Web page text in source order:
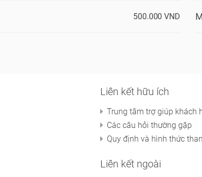
500.000 VND
Liên kết hữu ích
Trung tâm trợ giúp khách
Các câu hỏi thường gặp
Quy định và hình thức
Liên kết ngoài